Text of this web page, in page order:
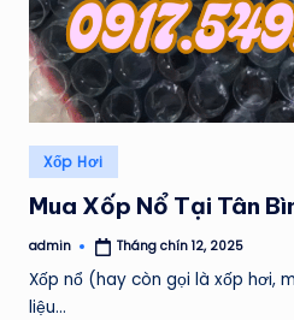
Posted
in
Xốp Hơi
Mua Xốp Nổ Tại Tân
Posted
admin Tháng chín 12, 2025
Xốp nổ (hay còn gọi là xốp hơi,
liệu…